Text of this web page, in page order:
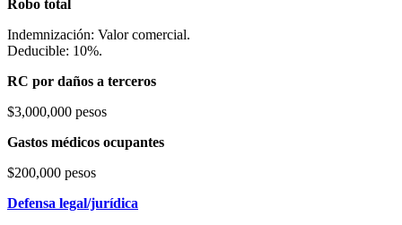
Robo total
Indemnización: Valor comercial.
Deducible: 10%.
RC por daños a terceros
$3,000,000 pesos
Gastos médicos ocupantes
$200,000 pesos
Defensa legal/jurídica